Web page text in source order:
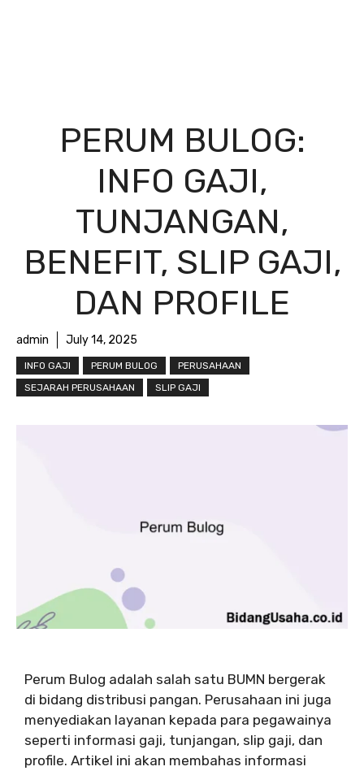
PERUM BULOG:
INFO GAJI,
TUNJANGAN,
BENEFIT, SLIP GAJI,
DAN PROFILE
admin July 14, 2025
INFO GAJI PERUM BULOG
PERUSAHAAN
SEJARAH PERUSAHAAN
SLIP GAJI
Perum Bulog adalah salah satu BUMN bergerak
di bidang distribusi pangan. Perusahaan ini juga
menyediakan layanan kepada para pegawainya
seperti informasi gaji, tunjangan, slip gaji, dan
profile. Artikel ini akan membahas informasi